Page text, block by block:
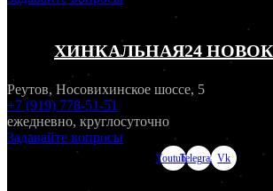
ХИНКАЛЬНАЯ24
Реутов, Носовихинское шоссе, 5
+7 (919) 778-51-51
ежедневно, круглосуточно
Задавайте вопросы
YoutubeTelegramVk